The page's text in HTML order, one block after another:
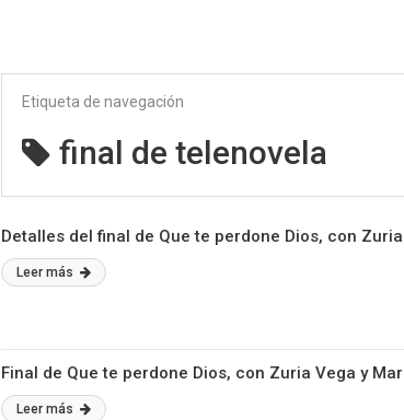
Etiqueta de navegación
final de telenovela
Detalles del final de Que te perdone Dios, con
Leer más
Final de Que te perdone Dios, con Zuria Vega y
Leer más